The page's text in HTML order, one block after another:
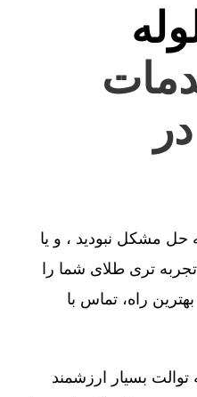
حل مشکل نبودید ، و یا
تری طلای شما را
راه، تماس با
بسیار ارزشمند